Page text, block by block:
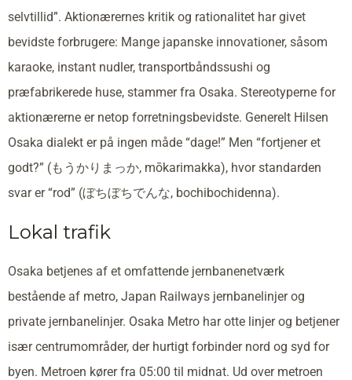
selvtillid”. Aktionærernes kritik og rationalitet har givet
bevidste forbrugere: Mange japanske innovationer, såsom
karaoke, instant nudler, transportbåndssushi og
præfabrikerede huse, stammer fra Osaka. Stereotyperne for
aktionærerne er netop forretningsbevidste. Generelt Hilsen
Osaka dialekt er på ingen måde “dage!” Men “fortjener et
godt?” (もうかりまっか, mōkarimakka), hvor standarden
svar er “rod” (ぼちぼちでんな, bochibochidenna).
Lokal trafik
Osaka betjenes af et omfattende jernbanenetværk
bestående af metro, Japan Railways jernbanelinjer og
private jernbanelinjer. Osaka Metro har otte linjer og betjener
især centrumområder, der hurtigt forbinder nord og syd for
byen. Metroen kører fra 05:00 til midnat. Ud over metroen